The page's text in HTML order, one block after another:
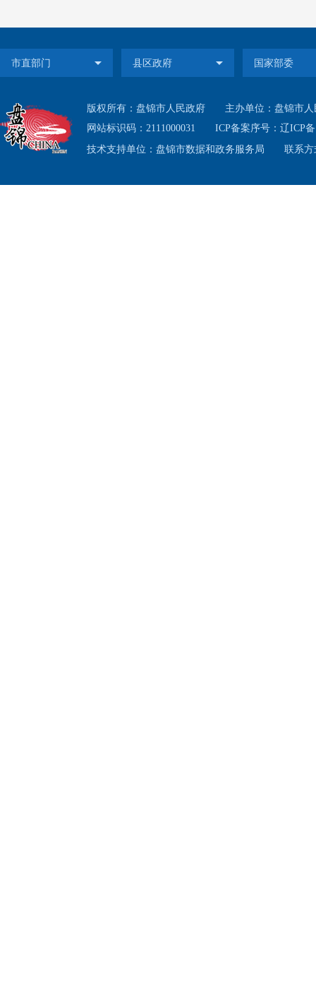
强“政
实到
主义
（
1.
开办
围绕
版权所有：盘锦市人民政府
主办单位：盘锦市
网站标识码：2111000031
ICP备案序号： 辽ICP
技术支持单位：盘锦市数据和政务服务局
联系方